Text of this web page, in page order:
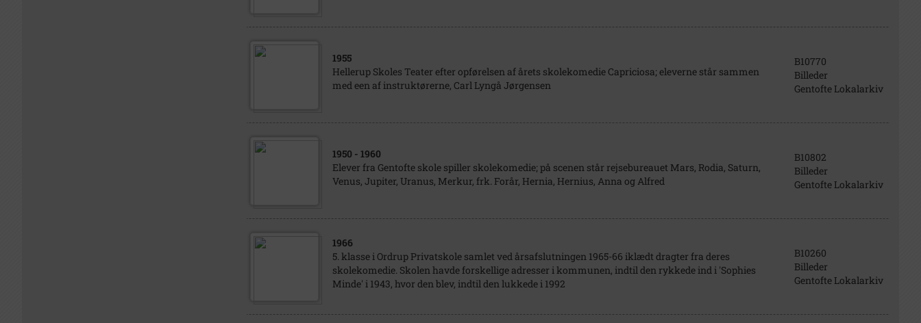
1955
Hellerup Skoles Teater efter opførelsen af årets skolekomedie Capriciosa; eleverne står sammen
med een af instruktørerne, Carl Lyngå Jørgensen
B10770
Billeder
Gentofte Lokalarkiv
1950 - 1960
Elever fra Gentofte skole spiller skolekomedie; på scenen står rejsebureauet Mars, Rodia, Saturn,
Venus, Jupiter, Uranus, Merkur, frk. Forår, Hernia, Hernius, Anna og Alfred
B10802
Billeder
Gentofte Lokalarkiv
1966
5. klasse i Ordrup Privatskole samlet ved årsafslutningen 1965-66 iklædt dragter fra deres
skolekomedie. Skolen havde forskellige adresser i kommunen, indtil den rykkede ind i 'Sophies
Minde' i 1943, hvor den blev, indtil den lukkede i 1992
B10260
Billeder
Gentofte Lokalarkiv